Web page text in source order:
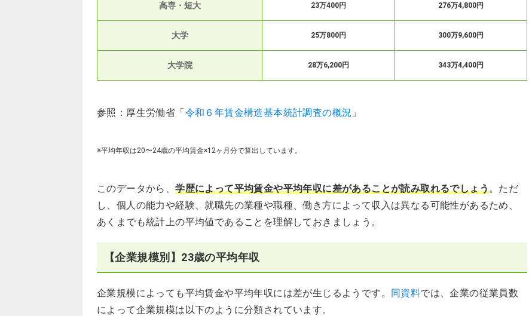
高専・短大 23万400円 276万4,800円
大学 25万800円 300万9,600円
大学院 28万6,200円 343万4,400円
参照：厚生労働省「令和６年賃金構造基本統計調査の概況 」
※平均年収は20〜24歳の平均賃金×12ヶ月分で算出しています。
このデータから、学歴によって平均賃金や平均年収に差があることが読み取れるでしょう。ただ
し、個人の能力や経験、就職先の業種や職種、働き方によって収入は異なる可能性があるため、
あくまでも統計上の平均値であることを理解しておきましょう。
【企業規模別】23歳の平均年収
企業規模によっても平均賃金や平均年収には差が生じるようです。 同資料では、企業の従業員数
によって企業規模は以下のように分類されています。